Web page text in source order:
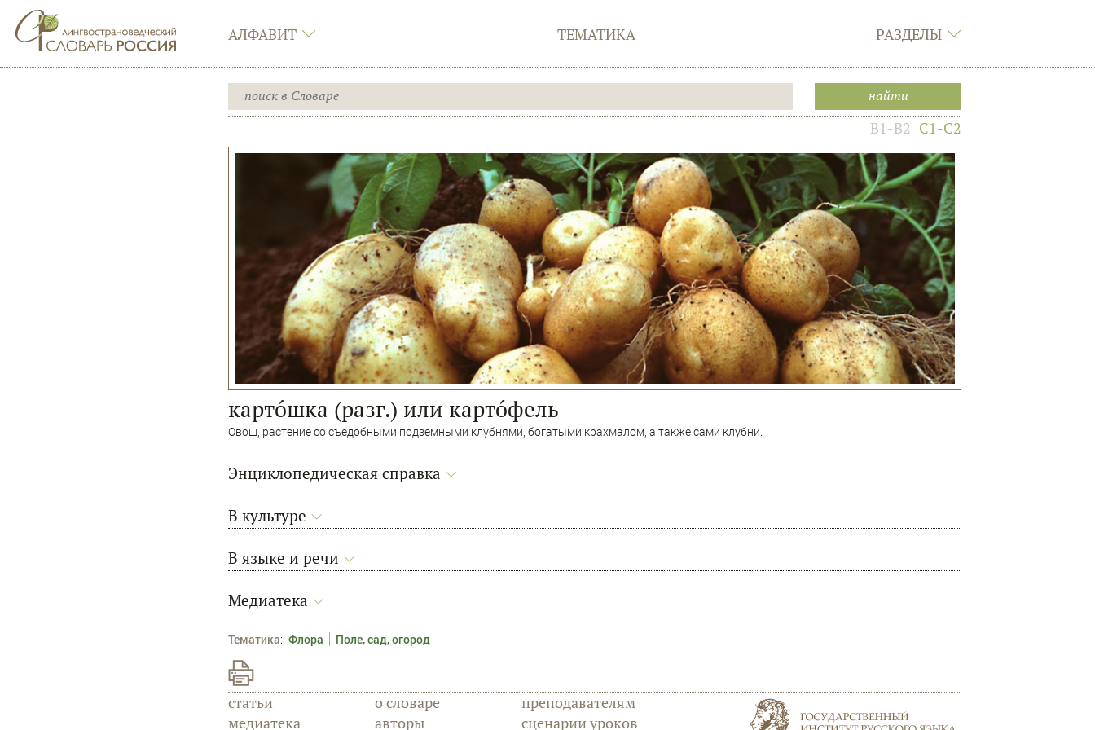
АЛФАВИТ ТЕМАТИКА РАЗДЕЛЫ
B1-B2 C1-C2
картóшка (разг.) или картóфель
Овощ, растение со съедобными подземными клубнями, богатыми крахмалом, а также сами клубни.
Энциклопедическая справка
В культуре
В языке и речи
Медиатека
Тематика: Флора Поле, сад, огород
статьи
медиатека
о словаре
авторы
преподавателям
сценарии уроков